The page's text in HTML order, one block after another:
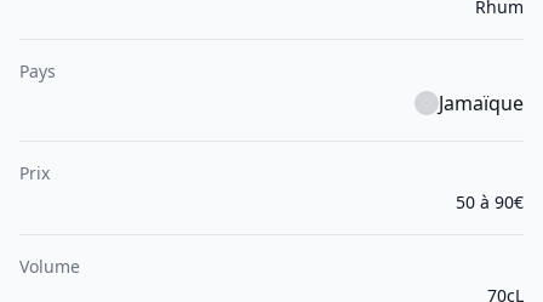
Rhum
Pays
Jamaïque
Prix
50 à 90€
Volume
70cL